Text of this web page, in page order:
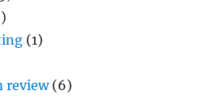
(1)
review(6)